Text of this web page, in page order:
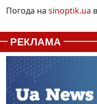
Погода на sinoptik.ua
РЕКЛАМА